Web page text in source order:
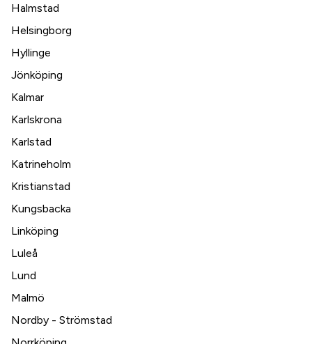
Halmstad
Helsingborg
Hyllinge
Jönköping
Kalmar
Karlskrona
Karlstad
Katrineholm
Kristianstad
Kungsbacka
Linköping
Luleå
Lund
Malmö
Nordby - Strömstad